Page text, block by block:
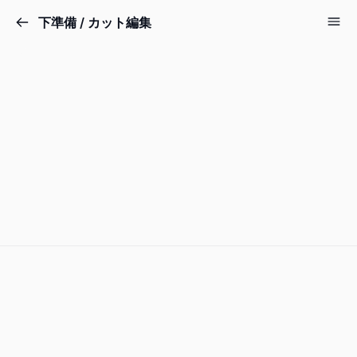
下準備 / カット編集